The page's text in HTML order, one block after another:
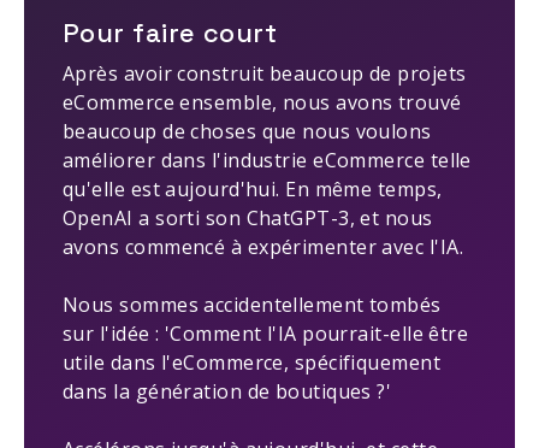
Pour faire court
Après avoir construit beaucoup de projets
eCommerce ensemble, nous avons trouvé
beaucoup de choses que nous voulons
améliorer dans l'industrie eCommerce telle
qu'elle est aujourd'hui. En même temps,
OpenAI a sorti son ChatGPT-3, et nous
avons commencé à expérimenter avec l'IA.
Nous sommes accidentellement tombés
sur l'idée : 'Comment l'IA pourrait-elle être
utile dans l'eCommerce, spécifiquement
dans la génération de boutiques ?'